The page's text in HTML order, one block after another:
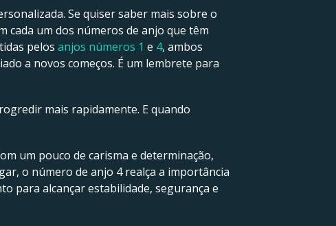
Se quiser saber mais sobre o
cada um dos números de anjo que têm
pelos anjos números 1 e 4, ambos
a novos começos. É um lembrete para
mais rapidamente. E quando
um pouco de carisma e determinação,
o número de anjo 4 realça a importância
para alcançar estabilidade, segurança e